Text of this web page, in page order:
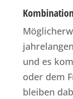
und es
oder dem
bleiben